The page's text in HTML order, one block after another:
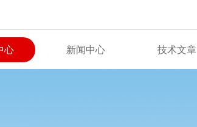
心 新闻中心 技术文章